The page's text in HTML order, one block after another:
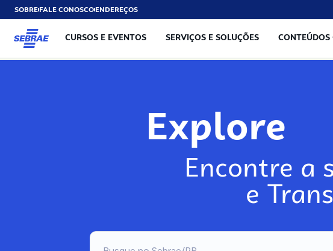
SOBREFALE CONOSCOENDEREÇOS
CURSOS E EVENTOS SERVIÇOS E SOLUÇÕES
Explore
Encontre a
e